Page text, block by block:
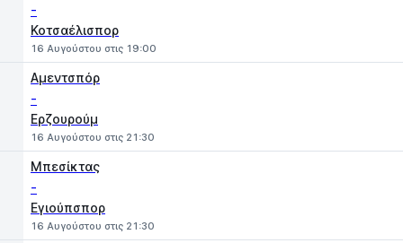
-
Κοτσαέλισπορ
16 Αυγούστου στις 19:00
Αμεντσπόρ
-
Ερζουρούμ
16 Αυγούστου στις 21:30
Μπεσίκτας
-
Εγιούπσπορ
16 Αυγούστου στις 21:30